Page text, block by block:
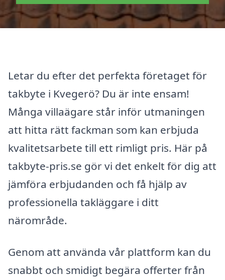
Letar du efter det perfekta företaget för
takbyte i Kvegerö? Du är inte ensam!
Många villaägare står inför utmaningen
att hitta rätt fackman som kan erbjuda
kvalitetsarbete till ett rimligt pris. Här på
takbyte-pris.se gör vi det enkelt för dig att
jämföra erbjudanden och få hjälp av
professionella takläggare i ditt
närområde.
Genom att använda vår plattform kan du
snabbt och smidigt begära offerter från